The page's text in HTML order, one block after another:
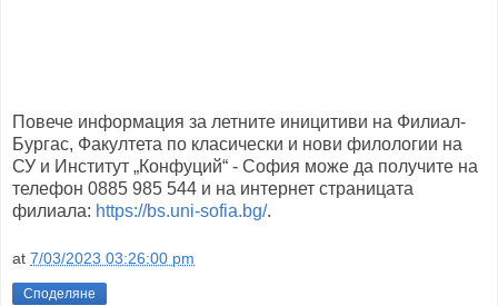
Повече информация за летните иницитиви на Филиал-
Бургас, Факултета по класически и нови филологии на
СУ и Институт „Конфуций“ - София може да получите на
телефон 0885 985 544 и на интернет страницата
филиала: https://bs.uni-sofia.bg/.
at 7/03/2023 03:26:00 pm
Споделяне